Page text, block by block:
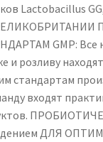
Lactobacillus
GMP: Все
и розливу
стандартам
входят
ДЛЯ